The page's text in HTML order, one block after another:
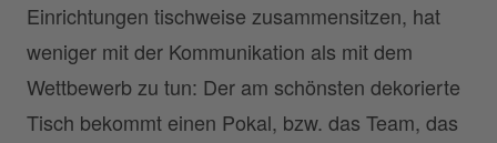
Einrichtungen tischweise zusammensitzen, hat
weniger mit der Kommunikation als mit dem
Wettbewerb zu tun: Der am schönsten dekorierte
Tisch bekommt einen Pokal, bzw. das Team, das